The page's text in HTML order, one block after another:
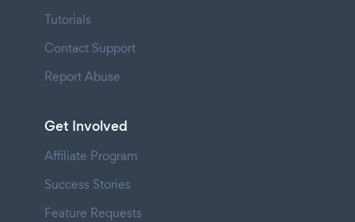
Tutorials
Contact Support
Report Abuse
Get Involved
Affiliate Program
Success Stories
Feature Requests